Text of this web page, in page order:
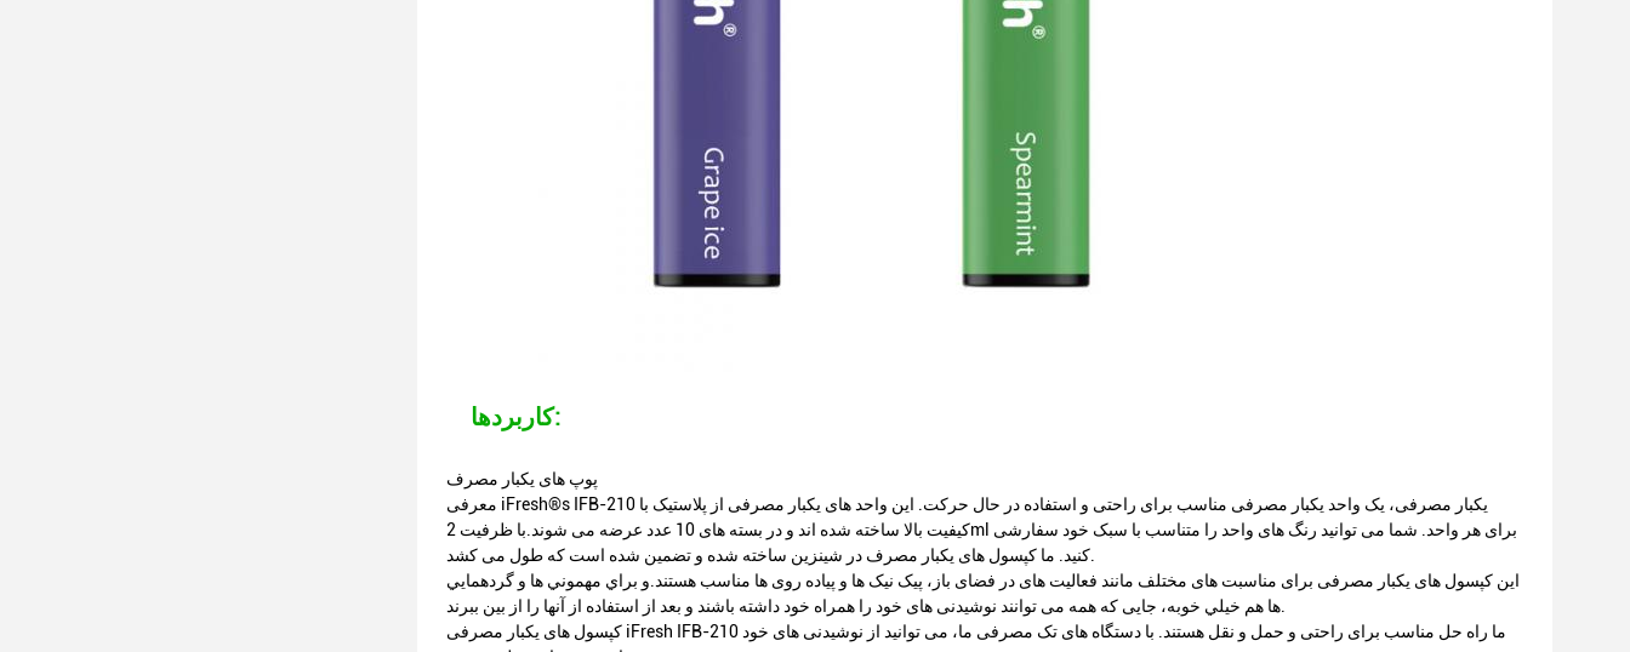
کاربردها:
پوپ های یکبار مصرف
معرفی iFresh®s IFB-210 یکبار مصرفی، یک واحد یکبار مصرفی مناسب برای راحتی و استفاده در حال حرکت. این واحد های یکبار مصرفی از پلاستیک با
کیفیت بالا ساخته شده اند و در بسته های 10 عدد عرضه می شوند.با ظرفیت 2ml برای هر واحد. شما می توانید رنگ های واحد را متناسب با سبک خود سفارشی
کنید. ما کپسول های یکبار مصرف در شینزین ساخته شده و تضمین شده است که طول می کشد.
این کپسول های یکبار مصرفی برای مناسبت های مختلف مانند فعالیت های در فضای باز، پیک نیک ها و پیاده روی ها مناسب هستند.و براي مهموني ها و گردهمايي
ها هم خيلي خوبه، جایی که همه می توانند نوشیدنی های خود را همراه خود داشته باشند و بعد از استفاده از آنها را از بین ببرند.
کپسول های یکبار مصرفی iFresh IFB-210 ما راه حل مناسب برای راحتی و حمل و نقل هستند. با دستگاه های تک مصرفی ما، می توانید از نوشیدنی های خود